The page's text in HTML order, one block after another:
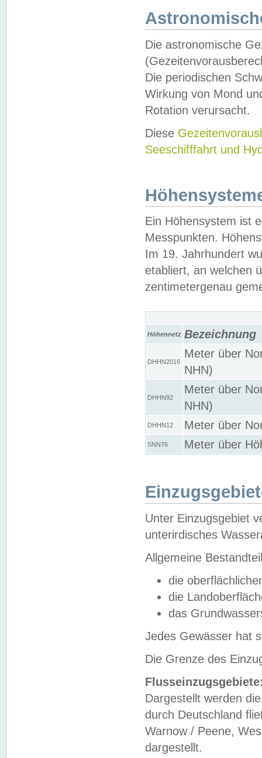
Die astronomische
Die periodischen
Wirkung von Mond
Rotation verursacht.
Diese
Seeschifffahrt und
Ein Höhensystem ist
Messpunkten.
Im 19. Jahrhundert
etabliert, an welchen
zentimetergenau
Höhennetz Bezeichnung
DHHN2016
Meter über
NHN)
DHHN92
Meter über
NHN)
DHHN12 Meter über
SNN76 Meter über
Unter Einzugsgebiet
unterirdisches
Allgemeine
die
die
das
Jedes Gewässer hat
Die Grenze des
Dargestellt werden
durch Deutschland
Warnow / Peene,
dargestellt.